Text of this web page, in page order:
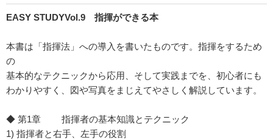
EASY STUDYVol.9 指揮ができる本
本書は「指揮法」への導入を書いたものです。指揮をするため
の
基本的なテクニックから応用、そして実践までを、初心者にも
わかりやすく、図や写真をまじえてやさしく解説しています。
◆ 第1章 指揮者の基本知識とテクニック
1) 指揮者と右手、左手の役割